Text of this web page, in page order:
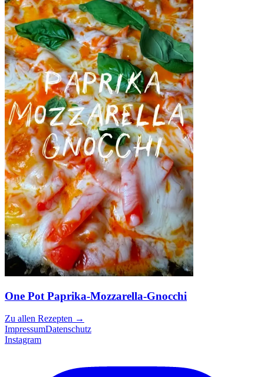
One Pot Paprika-Mozzarella-Gnocchi
Zu allen Rezepten →
ImpressumDatenschutz
Instagram